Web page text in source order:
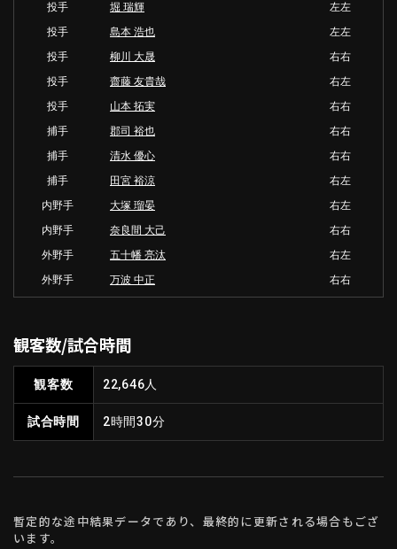
投手
堀 瑞輝
左左
投手
島本 浩也
左左
投手
柳川 大晟
右右
投手
齋藤 友貴哉
右左
投手
山本 拓実
右右
捕手
郡司 裕也
右右
捕手
清水 優心
右右
捕手
田宮 裕涼
右左
内野手
大塚 瑠晏
右左
内野手
奈良間 大己
右右
外野手
五十幡 亮汰
右左
外野手
万波 中正 右右
観客数/試合時間
観客数 22,646人
試合時間 2時間30分
暫定的な途中結果データであり、最終的に更新される場合もござ
います。